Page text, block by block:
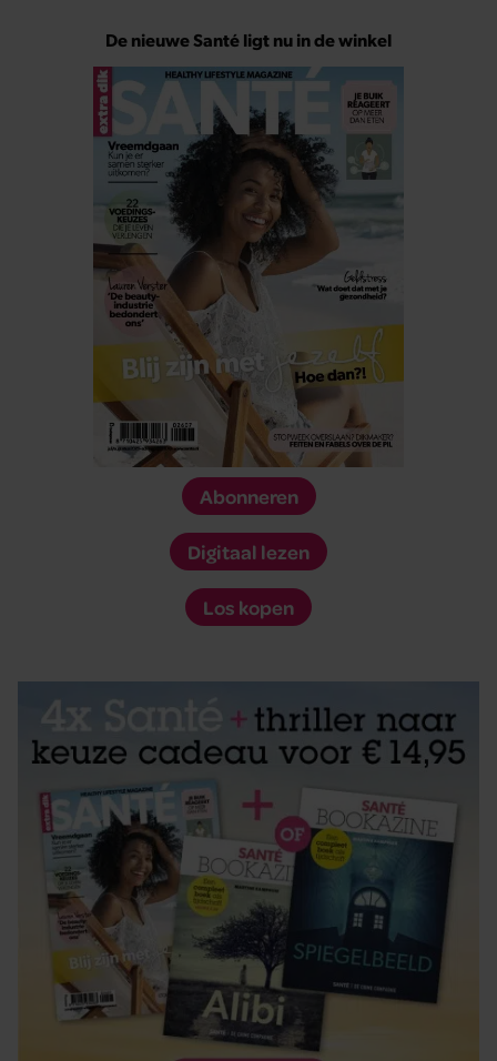
De nieuwe Santé ligt nu in de winkel
Abonneren
Digitaal lezen
Los kopen